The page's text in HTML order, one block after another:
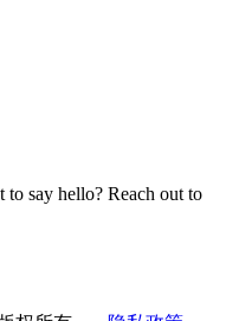
to say hello? Reach out to